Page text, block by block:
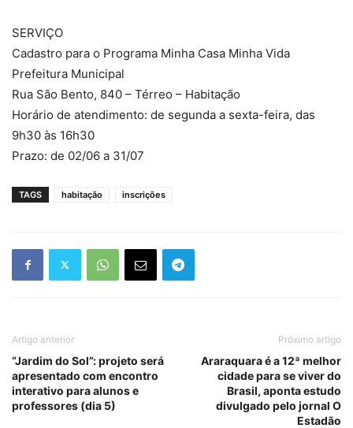
SERVIÇO
Cadastro para o Programa Minha Casa Minha Vida
Prefeitura Municipal
Rua São Bento, 840 – Térreo – Habitação
Horário de atendimento: de segunda a sexta-feira, das
9h30 às 16h30
Prazo: de 02/06 a 31/07
TAGS habitação inscrições
Artigo anterior
“Jardim do Sol”: projeto será
apresentado com encontro
interativo para alunos e
professores (dia 5)
Próximo artigo
Araraquara é a 12ª melhor
cidade para se viver do
Brasil, aponta estudo
divulgado pelo jornal O
Estadão